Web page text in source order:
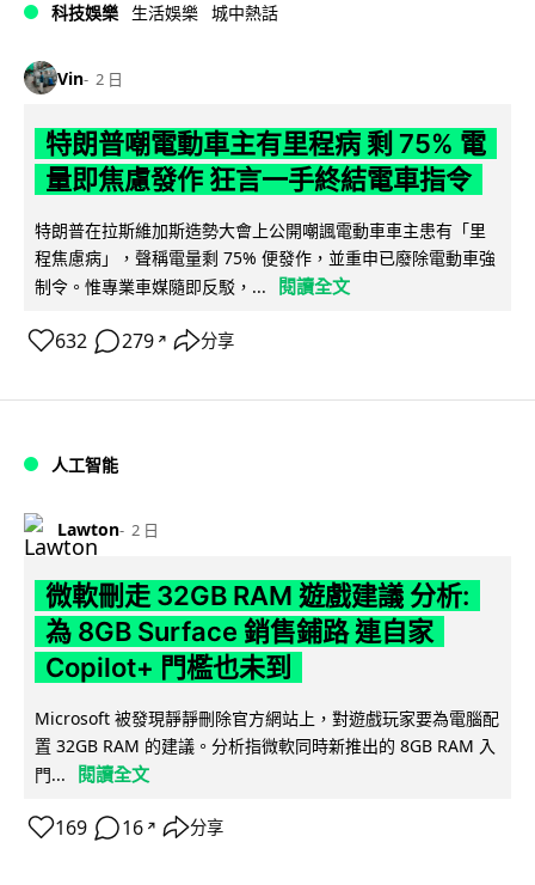
科技娛樂 生活娛樂 城中熱話
Vin 2 日
特朗普嘲電動車主有里程病 剩 75% 電
量即焦慮發作 狂言一手終結電車指令
特朗普在拉斯維加斯造勢大會上公開嘲諷電動車車主患有「里
程焦慮病」，聲稱電量剩 75% 便發作，並重申已廢除電動車強
制令。惟專業車媒隨即反駁，...
閱讀全文
632 279 ↗ 分享
人工智能
Lawton 2 日
微軟刪走 32GB RAM 遊戲建議 分析:
為 8GB Surface 銷售鋪路 連自家
Copilot+ 門檻也未到
Microsoft 被發現靜靜刪除官方網站上，對遊戲玩家要為電腦配
置 32GB RAM 的建議。分析指微軟同時新推出的 8GB RAM 入
門...
閱讀全文
169 16 ↗ 分享